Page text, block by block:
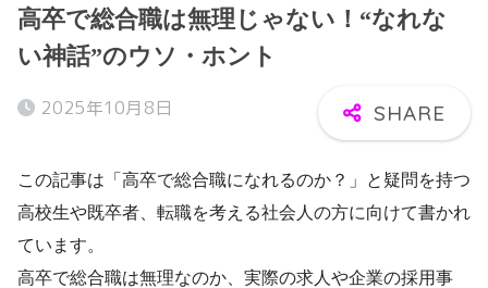
高卒で総合職は無理じゃない！“なれな
い神話”のウソ・ホント
2025年10月8日
この記事は「高卒で総合職になれるのか？」と疑問を持つ
高校生や既卒者、転職を考える社会人の方に向けて書かれ
ています。
高卒で総合職は無理なのか、実際の求人や企業の採用事